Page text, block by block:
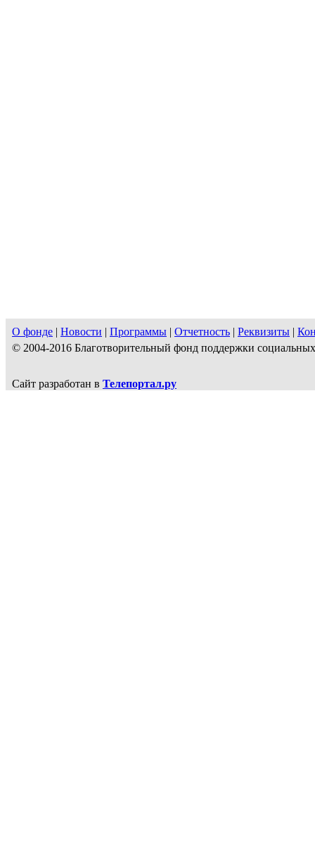
О фонде | Новости | Программы | Отчетность | Реквизиты |
© 2004-2016 Благотворительный фонд поддержки
Сайт разработан в Телепортал.ру